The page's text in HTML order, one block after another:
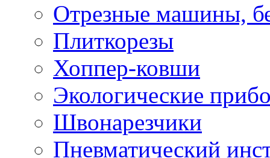
Отрезные машины,
Плиткорезы
Хоппер-ковши
Экологические
Швонарезчики
Пневматический